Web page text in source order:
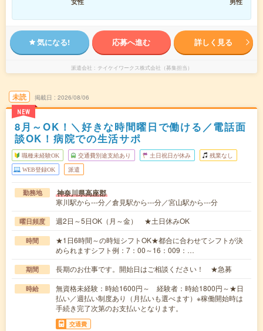
気になる! 応募へ進む 詳しく見る
派遣会社 テイケイワークス株式会社（募集担当）
未読
NEW
掲載日 2026/08/06
8月～OK！＼好きな時間曜日で働ける／電話面
談OK！病院での生活サポ
職種未経験OK 交通費別途支給あり 土日祝日が休み 残業なし
WEB登録OK 派遣
勤務地 神奈川県高座郡
寒川駅から---分／倉見駅から---分／宮山駅から---分
曜日頻度 週2日～5日OK（月～金） ★土日休みOK
時間
★1日6時間～の時短シフトOK★都合に合わせてシフトが決
められますシフト例：7：00～16：009：…
期間 長期のお仕事です。開始日はご相談ください！ ★急募
時給
無資格未経験：時給1600円～ 経験者：時給1800円～★日
払い／週払い制度あり（月払いも選べます）※稼働開始時は
手続き完了次第のお支払いとなります。
交通費